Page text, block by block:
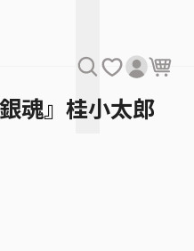
魂』桂小太郎